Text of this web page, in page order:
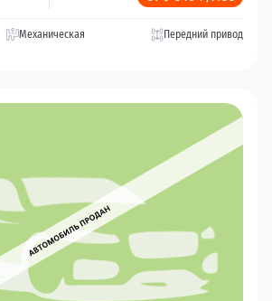
Механическая Передний привод